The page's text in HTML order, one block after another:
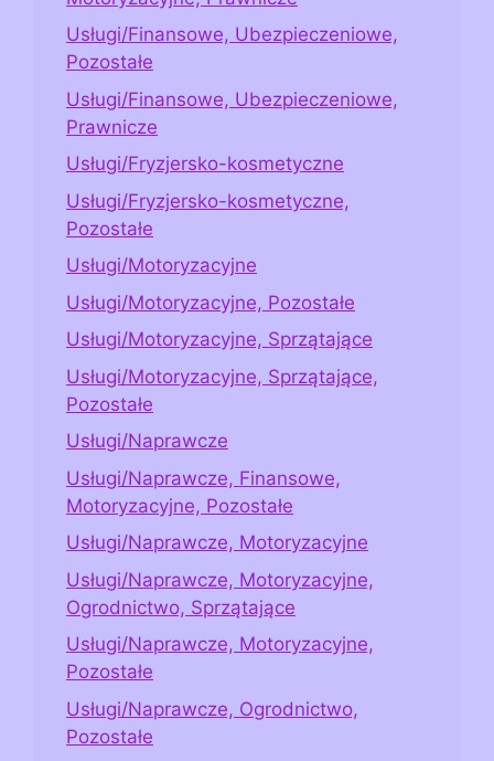
Usługi/Finansowe, Ubezpieczeniowe,
Pozostałe
Usługi/Finansowe, Ubezpieczeniowe,
Prawnicze
Usługi/Fryzjersko-kosmetyczne
Usługi/Fryzjersko-kosmetyczne,
Pozostałe
Usługi/Motoryzacyjne
Usługi/Motoryzacyjne, Pozostałe
Usługi/Motoryzacyjne, Sprzątające
Usługi/Motoryzacyjne, Sprzątające,
Pozostałe
Usługi/Naprawcze
Usługi/Naprawcze, Finansowe,
Motoryzacyjne, Pozostałe
Usługi/Naprawcze, Motoryzacyjne
Usługi/Naprawcze, Motoryzacyjne,
Ogrodnictwo, Sprzątające
Usługi/Naprawcze, Motoryzacyjne,
Pozostałe
Usługi/Naprawcze, Ogrodnictwo,
Pozostałe